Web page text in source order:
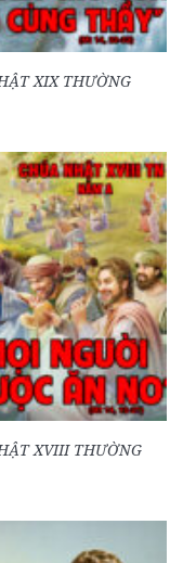
XIX THƯỜNG
XVIII THƯỜNG